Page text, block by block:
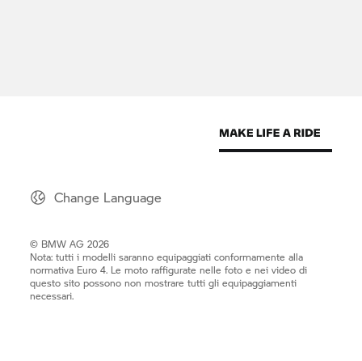
Change Language
© BMW AG 2026
Nota: tutti i modelli saranno equipaggiati conformamente alla
normativa Euro 4. Le moto raffigurate nelle foto e nei video di
questo sito possono non mostrare tutti gli equipaggiamenti
necessari.